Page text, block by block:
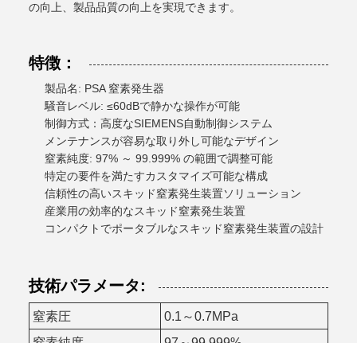
の向上、製品品質の向上を実現できます。
特徴：
製品名: PSA 窒素発生器
騒音レベル: ≤60dBで静かな操作が可能
制御方式：高度なSIEMENS自動制御システム
メンテナンスが容易な取り外し可能なデザイン
窒素純度: 97% ～ 99.999% の範囲で調整可能
特定の要件を満たすカスタマイズ可能な構成
信頼性の高いスキッド窒素発生装置ソリューション
産業用の効率的なスキッド窒素発生装置
コンパクトでポータブルなスキッド窒素発生装置の設計
技術パラメータ:
窒素圧
0.1～0.7MPa